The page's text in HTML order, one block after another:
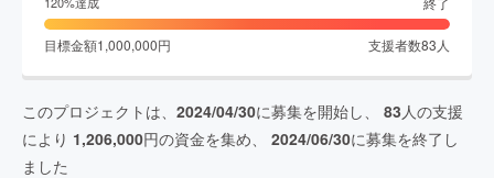
目標金額1,000,000円 支援者数83 人
このプロジェクトは、 2024/04/30に募集を開始し、 83 人の支援
により 1,206,000円の資金を集め、 2024/06/30に募集を終了し
ました